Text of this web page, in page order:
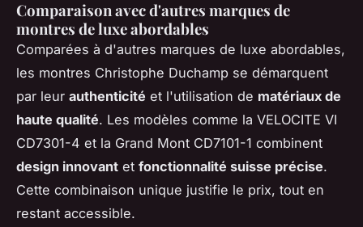
Comparaison avec d'autres marques de
montres de luxe abordables
Comparées à d'autres marques de luxe abordables,
les montres Christophe Duchamp se démarquent
par leur authenticité et l'utilisation de matériaux de
haute qualité. Les modèles comme la VELOCITE VI
CD7301-4 et la Grand Mont CD7101-1 combinent
design innovant et fonctionnalité suisse précise.
Cette combinaison unique justifie le prix, tout en
restant accessible.